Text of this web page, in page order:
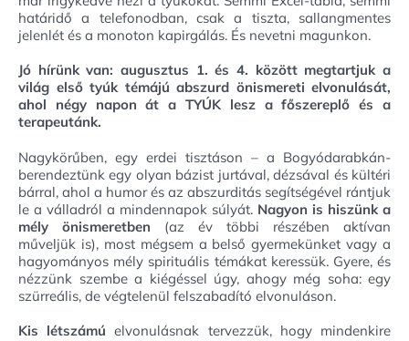
határidő a telefonodban, csak a tiszta, sallangmentes
jelenlét és a monoton kapirgálás. És nevetni magunkon.
Jó hírünk van: augusztus 1. és 4. között megtartjuk a
világ első tyúk témájú abszurd önismereti elvonulását,
ahol négy napon át a TYÚK lesz a főszereplő és a
terapeutánk.
Nagykörűben, egy erdei tisztáson – a Bogyódarabkán-
berendeztünk egy olyan bázist jurtával, dézsával és kültéri
bárral, ahol a humor és az abszurditás segítségével rántjuk
le a válladról a mindennapok súlyát. Nagyon is hiszünk a
mély önismeretben (az év többi részében aktívan
műveljük is), most mégsem a belső gyermekünket vagy a
hagyományos mély spirituális témákat keressük. Gyere, és
nézzünk szembe a kiégéssel úgy, ahogy még soha: egy
szürreális, de végtelenül felszabadító elvonuláson.
Kis létszámú elvonulásnak tervezzük, hogy mindenkire